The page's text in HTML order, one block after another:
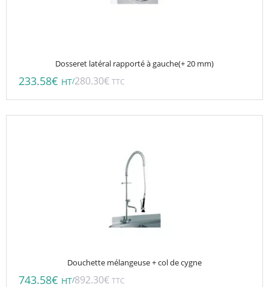
Dosseret latéral rapporté à gauche(+ 20 mm)
233.58€ HT/280.30€ TTC
Douchette mélangeuse + col de cygne
743.58€ HT/892.30€ TTC